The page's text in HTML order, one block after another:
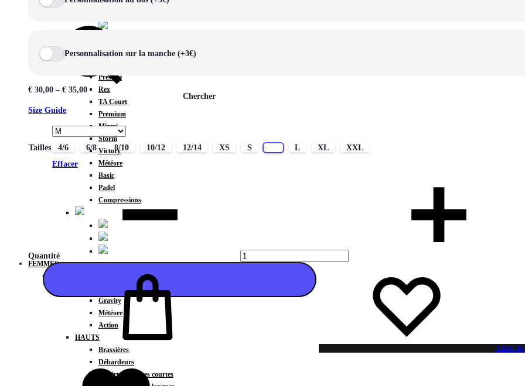
Prestige
Rex
TA Court
Premium
Miami
Storm
Victory
Météore
Basic
Padel
Compressions
FEMMES
Gravity
Météore
Action
HAUTS
Brassières
Débardeurs
T-shirts manches courtes
Chercher
Personnalisation sur la manche (+3€)
€ 30,00 – € 35,00
Size Guide
Tailles 4/6 6/8 8/10 10/12 12/14 XS S L XL
XXL
Effacer
Quantité
Liste